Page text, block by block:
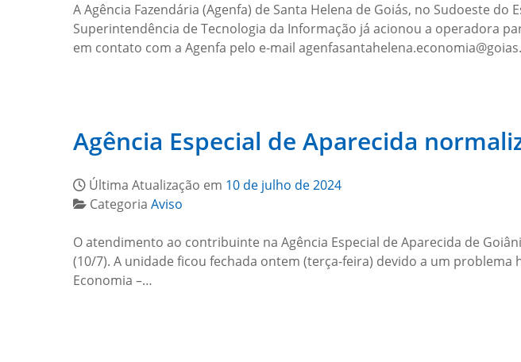
A Agência Fazendária (Agenfa) de Santa Helena de Goiás, no Sudoeste
Superintendência de Tecnologia da Informação já acionou a operadora
em contato com a Agenfa pelo e-mail
Agência Especial de Aparecida
Última Atualização em 10 de julho de 2024
Categoria Aviso
O atendimento ao contribuinte na Agência Especial de Aparecida de
(10/7). A unidade ficou fechada ontem (terça-feira) devido a um
Economia –…